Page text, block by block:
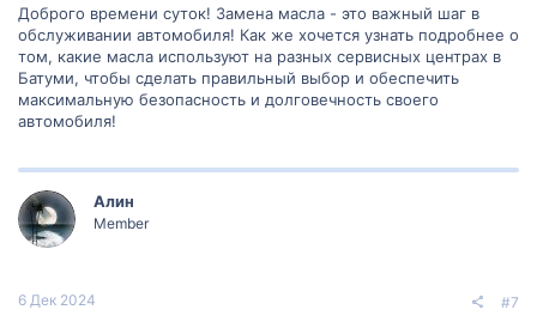
вашим конкретным маркой и моделью автомобиля. Лучшие
сервисные центры обычно имеют сертифицированных
специалистов и используют современное оборудование.
3. Цена: Сравните цены на услуги с различных предложений.
Однако, помните, что самая низкая цена не всегда гарантирует
Чтобы найти свою историю обслуживания двигателя, вы
можете использовать несколько методов.
1. Проверьте руководство по эксплуатации вашего автомобиля:
обслуживания, включая замену масла и прочие технические
Доброго времени суток! Замена масла - это важный шаг в
обслуживании автомобиля! Как же хочется узнать подробнее о
том, какие масла используют на разных сервисных центрах в
Батуми, чтобы сделать правильный выбор и обеспечить
максимальную безопасность и долговечность своего
автомобиля!
Алин
Member
6 Дек 2024 #7